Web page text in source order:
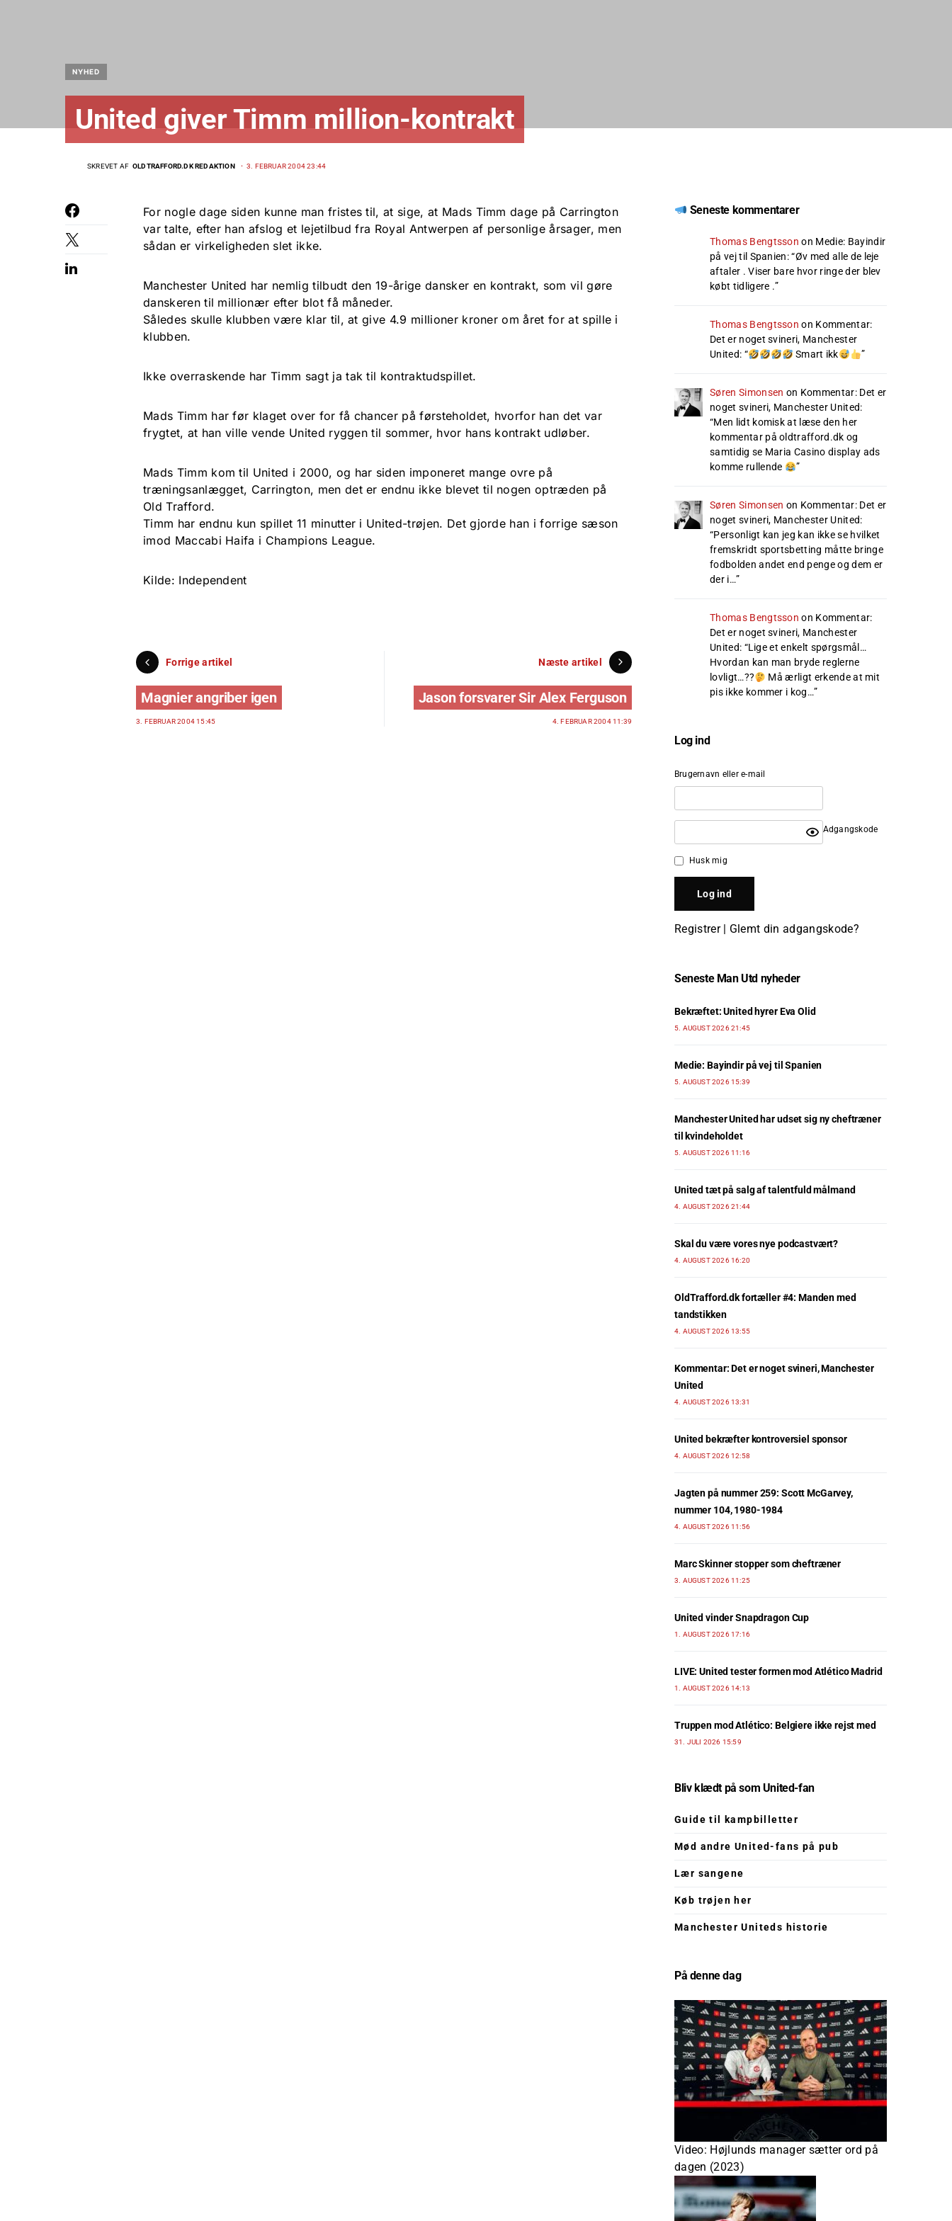
NYHED
United giver Timm million-kontrakt
SKREVET AF OLDTRAFFORD.DK REDAKTION 3. FEBRUAR 2004 23:44
For nogle dage siden kunne man fristes til, at sige, at Mads Timm dage på Carrington
var talte, efter han afslog et lejetilbud fra Royal Antwerpen af personlige årsager, men
sådan er virkeligheden slet ikke.
Manchester United har nemlig tilbudt den 19-årige dansker en kontrakt, som vil gøre
danskeren til millionær efter blot få måneder.
Således skulle klubben være klar til, at give 4.9 millioner kroner om året for at spille i
klubben.
Ikke overraskende har Timm sagt ja tak til kontraktudspillet.
Mads Timm har før klaget over for få chancer på førsteholdet, hvorfor han det var
frygtet, at han ville vende United ryggen til sommer, hvor hans kontrakt udløber.
Mads Timm kom til United i 2000, og har siden imponeret mange ovre på
træningsanlægget, Carrington, men det er endnu ikke blevet til nogen optræden på
Old Trafford.
Timm har endnu kun spillet 11 minutter i United-trøjen. Det gjorde han i forrige sæson
imod Maccabi Haifa i Champions League.
Kilde: Independent
Forrige artikel
Magnier angriber igen
3. FEBRUAR 2004 15:45
Næste artikel
Jason forsvarer Sir Alex Ferguson
4. FEBRUAR 2004 11:39
Seneste kommentarer
Thomas Bengtsson on Medie: Bayindir
på vej til Spanien: “Øv med alle de leje
aftaler . Viser bare hvor ringe der blev
købt tidligere .”
Thomas Bengtsson on Kommentar:
Det er noget svineri, Manchester
United: “ Smart ikk ”
Søren Simonsen on Kommentar: Det er
noget svineri, Manchester United:
“Men lidt komisk at læse den her
kommentar på oldtrafford.dk og
samtidig se Maria Casino display ads
komme rullende
”
Søren Simonsen on Kommentar: Det er
noget svineri, Manchester United:
“Personligt kan jeg kan ikke se hvilket
fremskridt sportsbetting måtte bringe
fodbolden andet end penge og dem er
der i…”
Thomas Bengtsson on Kommentar:
Det er noget svineri, Manchester
United: “Lige et enkelt spørgsmål…
Hvordan kan man bryde reglerne
lovligt…??
Må ærligt erkende at mit
pis ikke kommer i kog…”
Log ind
Brugernavn eller e-mail
Adgangskode
Husk mig
Registrer| Glemt din adgangskode?
Seneste Man Utd nyheder
Bekræftet: United hyrer Eva Olid
5. AUGUST 2026 21:45
Medie: Bayindir på vej til Spanien
5. AUGUST 2026 15:39
Manchester United har udset sig ny cheftræner
til kvindeholdet
5. AUGUST 2026 11:16
United tæt på salg af talentfuld målmand
4. AUGUST 2026 21:44
Skal du være vores nye podcastvært?
4. AUGUST 2026 16:20
OldTrafford.dk fortæller #4: Manden med
tandstikken
4. AUGUST 2026 13:55
Kommentar: Det er noget svineri, Manchester
United
4. AUGUST 2026 13:31
United bekræfter kontroversiel sponsor
4. AUGUST 2026 12:58
Jagten på nummer 259: Scott McGarvey,
nummer 104, 1980-1984
4. AUGUST 2026 11:56
Marc Skinner stopper som cheftræner
3. AUGUST 2026 11:25
United vinder Snapdragon Cup
1. AUGUST 2026 17:16
LIVE: United tester formen mod Atlético Madrid
1. AUGUST 2026 14:13
Truppen mod Atlético: Belgiere ikke rejst med
31. JULI 2026 15:59
Bliv klædt på som United-fan
Guide til kampbilletter
Mød andre United-fans på pub
Lær sangene
Køb trøjen her
Manchester Uniteds historie
På denne dag
Video: Højlunds manager sætter ord på
dagen (2023)